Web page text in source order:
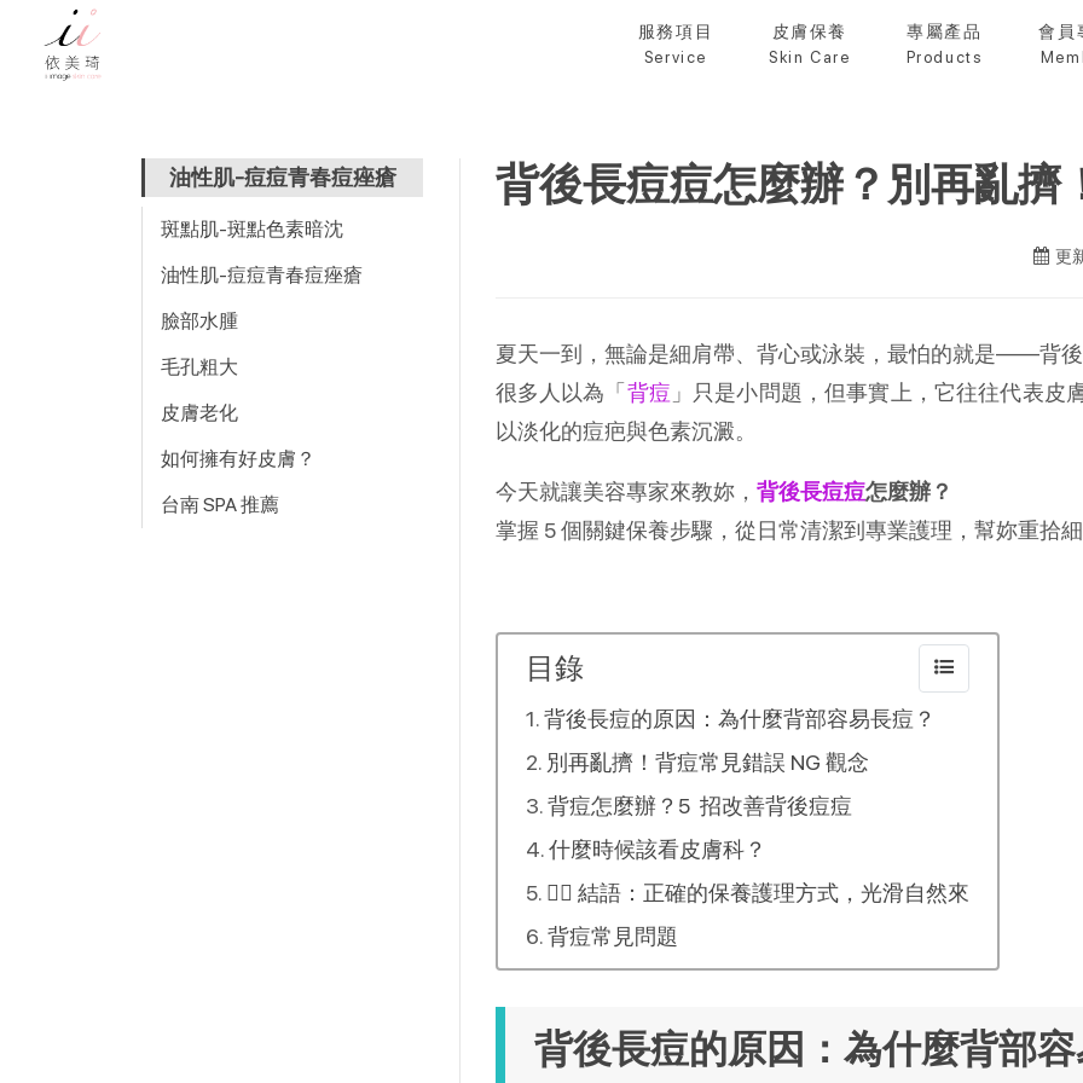
服務項目
Service
皮膚保養
Skin Care
專屬產品
Products
會員
油性肌-痘痘青春痘痤瘡
斑點肌-斑點色素暗沈
油性肌-痘痘青春痘痤瘡
臉部水腫
毛孔粗大
皮膚老化
如何擁有好皮膚？
台南 SPA 推薦
背後長痘痘怎麼辦？別再亂擠
更
夏天一到，無論是細肩帶、背心或泳裝，最怕的就是——背
很多人以為「 背痘 」只是小問題，但事實上，它往往代表
以淡化的痘疤與色素沉澱。
今天就讓美容專家來教妳， 背後長痘痘怎麼辦？
掌握 5 個關鍵保養步驟，從日常清潔到專業護理，幫妳重拾
目錄
背後長痘的原因：為什麼背部容易長痘？
別再亂擠！背痘常見錯誤 NG 觀念
背痘怎麼辦？5 招改善背後痘痘
什麼時候該看皮膚科？
💆‍♀️ 結語：正確的保養護理方式，光滑自然來
背痘常見問題
背後長痘的原因：為什麼背部